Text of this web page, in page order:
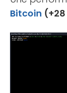
Bitcoin